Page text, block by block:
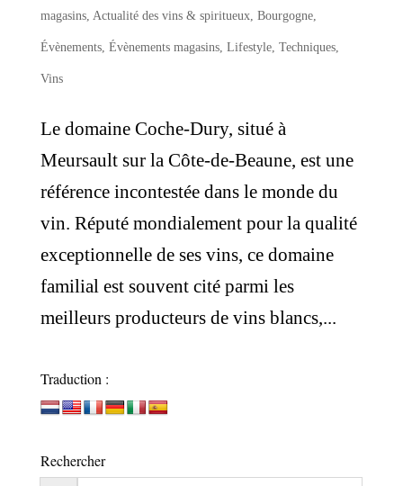
magasins, Actualité des vins & spiritueux, Bourgogne,
Évènements, Évènements magasins, Lifestyle, Techniques,
Vins
Le domaine Coche-Dury, situé à
Meursault sur la Côte-de-Beaune, est une
référence incontestée dans le monde du
vin. Réputé mondialement pour la qualité
exceptionnelle de ses vins, ce domaine
familial est souvent cité parmi les
meilleurs producteurs de vins blancs,...
Traduction :
Rechercher